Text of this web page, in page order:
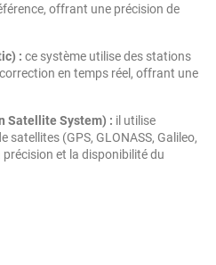
offrant une précision de
: ce système utilise des stations
en temps réel, offrant une
Satellite System) : il utilise
satellites (GPS, GLONASS, Galileo,
et la disponibilité du